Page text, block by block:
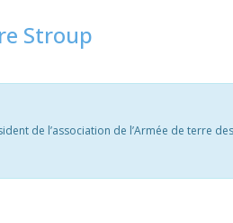
Stroup
de l’association de l’Armée de terre